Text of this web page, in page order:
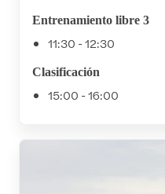
Entrenamiento libre 3
11:30 - 12:30
Clasificación
15:00 - 16:00